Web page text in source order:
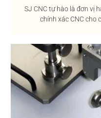
SJ CNC tự hào là đơn vị
chính xác CNC cho